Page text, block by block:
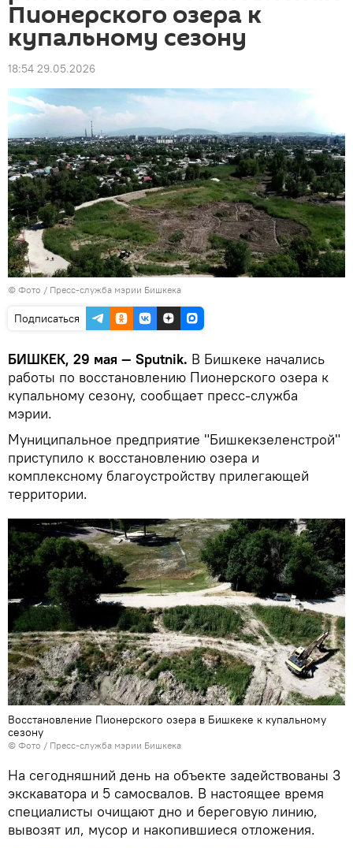
Пионерского озера к
купальному сезону
18:54 29.05.2026
© Фото / Пресс-служба мэрии Бишкека
Подписаться
БИШКЕК, 29 мая — Sputnik. В Бишкеке начались
работы по восстановлению Пионерского озера к
купальному сезону, сообщает пресс-служба
мэрии.
Муниципальное предприятие "Бишкекзеленстрой"
приступило к восстановлению озера и
комплексному благоустройству прилегающей
территории.
Восстановление Пионерского озера в Бишкеке к купальному
сезону
© Фото / Пресс-служба мэрии Бишкека
На сегодняшний день на объекте задействованы 3
экскаватора и 5 самосвалов. В настоящее время
специалисты очищают дно и береговую линию,
вывозят ил, мусор и накопившиеся отложения.